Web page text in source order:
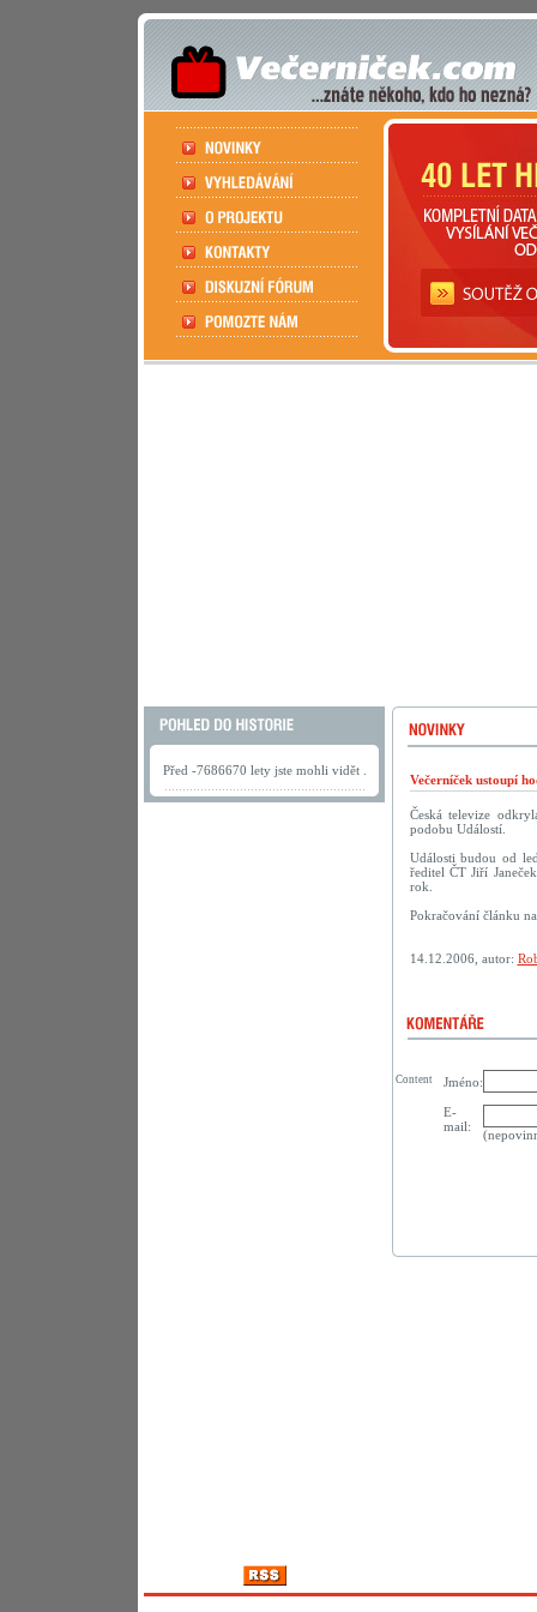
Před -7686670 lety jste mohli vidět .
Večerníček ustoupí
Česká televize
podobu Událostí.
Události budou od
ředitel ČT Jiří
rok.
Pokračování článku
14.12.2006, autor:
Jméno:
E-
mail:
Content